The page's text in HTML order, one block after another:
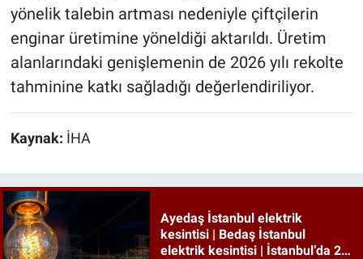
yönelik talebin artması nedeniyle çiftçilerin
enginar üretimine yöneldiği aktarıldı. Üretim
alanlarındaki genişlemenin de 2026 yılı rekolte
tahminine katkı sağladığı değerlendiriliyor.
Kaynak: İHA
Ayedaş İstanbul elektrik
kesintisi | Bedaş İstanbul
elektrik kesintisi | İstanbul’da 21